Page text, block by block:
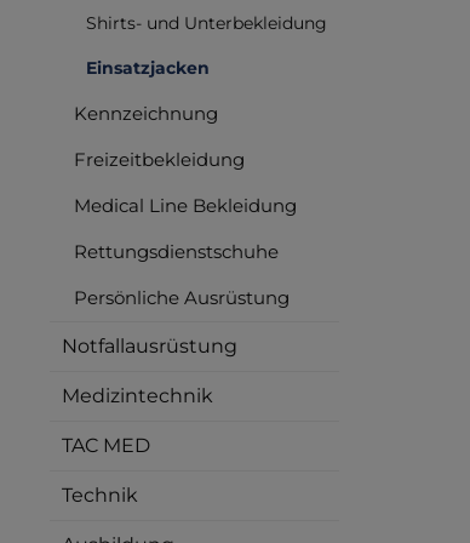
Shirts- und Unterbekleidung
Einsatzjacken
Kennzeichnung
Freizeitbekleidung
Medical Line Bekleidung
Rettungsdienstschuhe
Persönliche Ausrüstung
Notfallausrüstung
Medizintechnik
TAC MED
Technik